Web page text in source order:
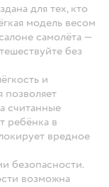
для тех, кто
модель весом
самолёта —
без
и
позволяет
считанные
ребёнка в
вредное
безопасности.
возможна